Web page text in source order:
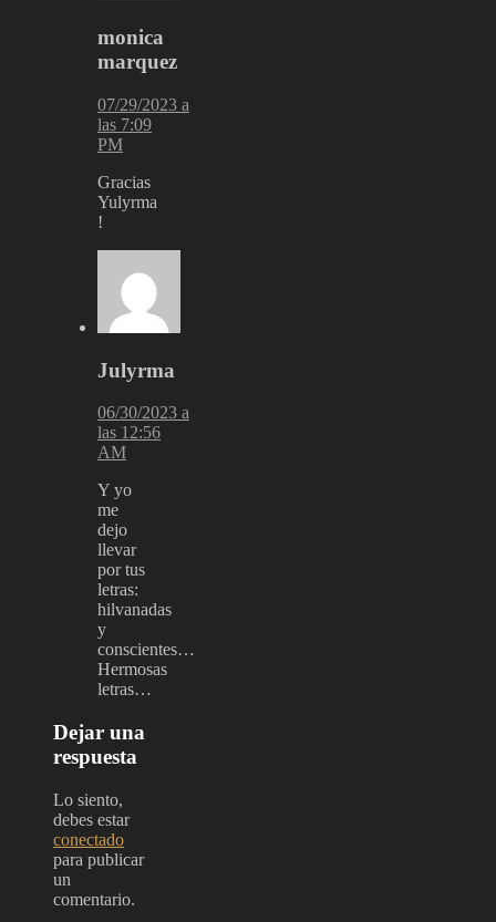
monica
marquez
07/29/2023 a
las 7:09
PM
Gracias
Yulyrma
!
Julyrma
06/30/2023 a
las 12:56
AM
Y yo
me
dejo
llevar
por tus
letras:
hilvanadas
y
conscientes…
Hermosas
letras…
Dejar una
respuesta
Lo siento,
debes estar
conectado
para publicar
un
comentario.